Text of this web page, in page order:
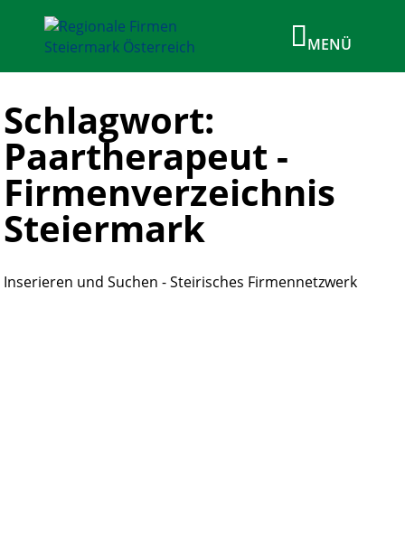
Schlagwort:
Paartherapeut -
Firmenverzeichnis
Steiermark
Inserieren und Suchen - Steirisches Firmennetzwerk